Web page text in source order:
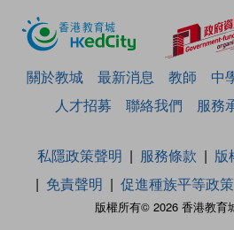
關於教城 最新消息 教師 中
人才招募
聯絡我們 服務
版權所有© 2026 香港教育
私隱政策聲明 服務條款
版
免責聲明
促進種族平等政策